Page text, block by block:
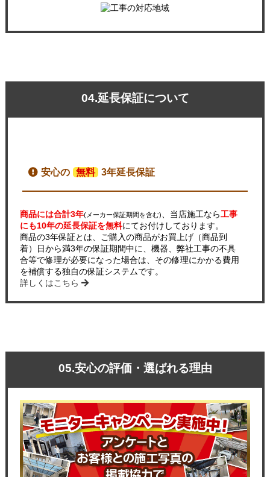
04.延長保証について
安心の 無料 3年延長保証
商品には合計3年(メーカー保証期間を含む) 、当店施工なら工事
にも10年の延長保証を無料にてお付けしております。
商品の3年保証とは、ご購入の商品がお買上げ（商品到
着）日から満3年の保証期間中に、機器、弊社工事の不具
合等で修理が必要になった場合は、その修理にかかる費用
を補償する独自の保証システムです。
詳しくはこちら
05.安心の評価・選ばれる理由